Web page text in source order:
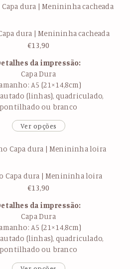
dura | Menininha cacheada
€13,90
da impressão:
Capa Dura
A5 (21×14,8cm)
(linhas), quadriculado,
pontilhado ou branco
Ver opções
Capa dura | Menininha loira
€13,90
da impressão:
Capa Dura
A5 (21×14,8cm)
(linhas), quadriculado,
pontilhado ou branco